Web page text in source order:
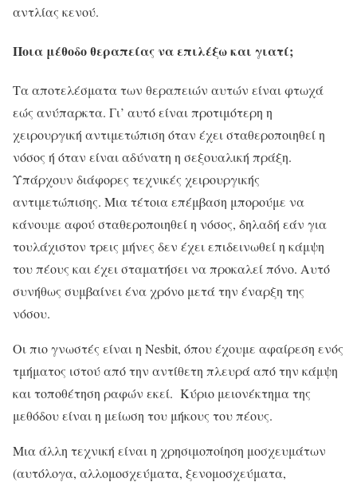
αντλίας κενού.
Ποια μέθοδο θεραπείας να επιλέξω και γιατί;
Τα αποτελέσματα των θεραπειών αυτών είναι φτωχά
εώς ανύπαρκτα. Γι’ αυτό είναι προτιμότερη η
χειρουργική αντιμετώπιση όταν έχει σταθεροποιηθεί η
νόσος ή όταν είναι αδύνατη η σεξουαλική πράξη.
Υπάρχουν διάφορες τεχνικές χειρουργικής
αντιμετώπισης. Μια τέτοια επέμβαση μπορούμε να
κάνουμε αφού σταθεροποιηθεί η νόσος, δηλαδή εάν για
τουλάχιστον τρεις μήνες δεν έχει επιδεινωθεί η κάμψη
του πέους και έχει σταματήσει να προκαλεί πόνο. Αυτό
συνήθως συμβαίνει ένα χρόνο μετά την έναρξη της
νόσου.
Οι πιο γνωστές είναι η Nesbit, όπου έχουμε αφαίρεση ενός
τμήματος ιστού από την αντίθετη πλευρά από την κάμψη
και τοποθέτηση ραφών εκεί. Κύριο μειονέκτημα της
μεθόδου είναι η μείωση του μήκους του πέους.
Μια άλλη τεχνική είναι η χρησιμοποίηση μοσχευμάτων
(αυτόλογα, αλλομοσχεύματα, ξενομοσχεύματα,